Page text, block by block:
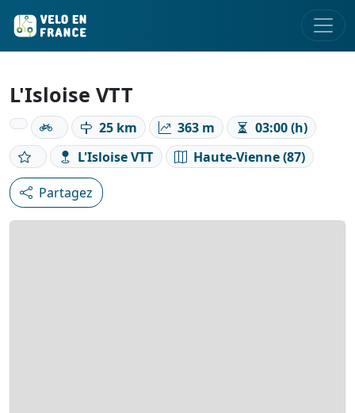
L'Isloise VTT
25 km 363 m
03:00 (h)
L'Isloise VTT
Haute-Vienne (87)
Partagez